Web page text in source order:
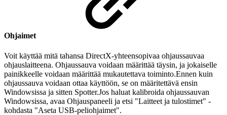
Ohjaimet
Voit käyttää mitä tahansa DirectX-yhteensopivaa ohjaussauvaa
ohjauslaitteena. Ohjaussauva voidaan määrittää täysin, ja jokaiselle
painikkeelle voidaan määrittää mukautettava toiminto.Ennen kuin
ohjaussauva voidaan ottaa käyttöön, se on määritettävä ensin
Windowsissa ja sitten Spotter.Jos haluat kalibroida ohjaussauvan
Windowsissa, avaa Ohjauspaneeli ja etsi "Laitteet ja tulostimet" -
kohdasta "Aseta USB-peliohjaimet".